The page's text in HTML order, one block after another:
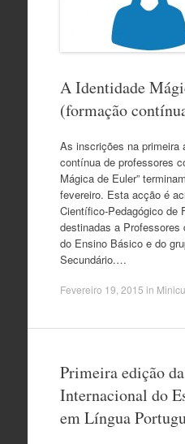
A Identidade
(formação
As inscrições na primeira
contínua de professores
Mágica de Euler”
fevereiro. Esta acção é
Científico-Pedagógico de
destinadas a Professores
do Ensino Básico e do
Secundário.…
Fevereiro 19, 2015 in
Primeira edição
Internacional do
em Língua